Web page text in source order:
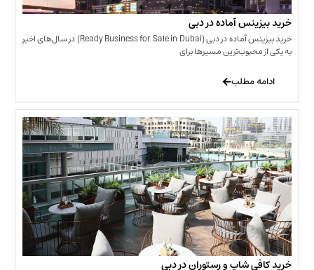
آماده در دبی
خرید بیزینس آماده در دبی (Ready Business for Sale in Dubai) در سال‌های اخیر
مسیرها برای
شاپ و رستوران در دبی